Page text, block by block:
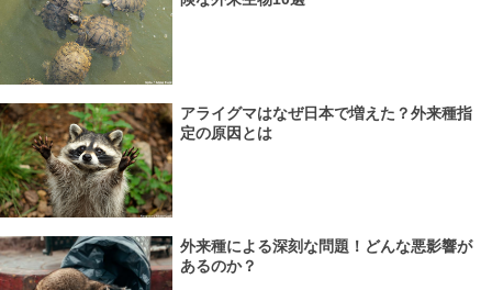
アライグマはなぜ日本で増えた？外来種指
定の原因とは
外来種による深刻な問題！どんな悪影響が
あるのか？